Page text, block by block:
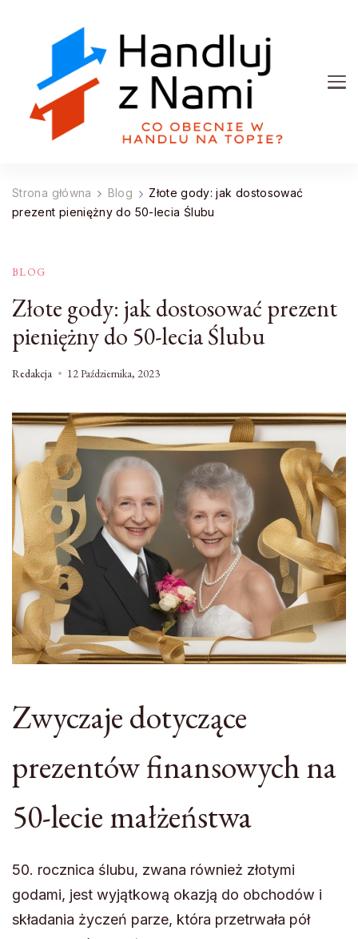
Strona główna Blog
Złote gody: jak dostosować
prezent pieniężny do 50-lecia Ślubu
BLOG
Złote gody: jak dostosować prezent
pieniężny do 50-lecia Ślubu
Redakcja 12 Października, 2023
Zwyczaje dotyczące
prezentów finansowych na
50-lecie małżeństwa
50. rocznica ślubu, zwana również złotymi
godami, jest wyjątkową okazją do obchodów i
składania życzeń parze, która przetrwała pół